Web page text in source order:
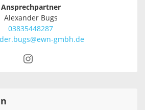
Ansprechpartner
Alexander Bugs
03835448287
gmbh.de